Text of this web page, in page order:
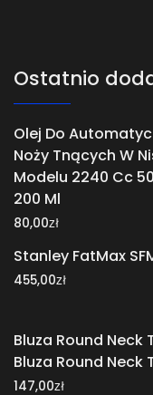
Ostatnio
Olej Do
Noży Tnących W
Modelu 2240 Cc
200 Ml
80,00zł
Stanley FatMax
455,00zł
Bluza Round
Bluza Round Neck
147,00zł